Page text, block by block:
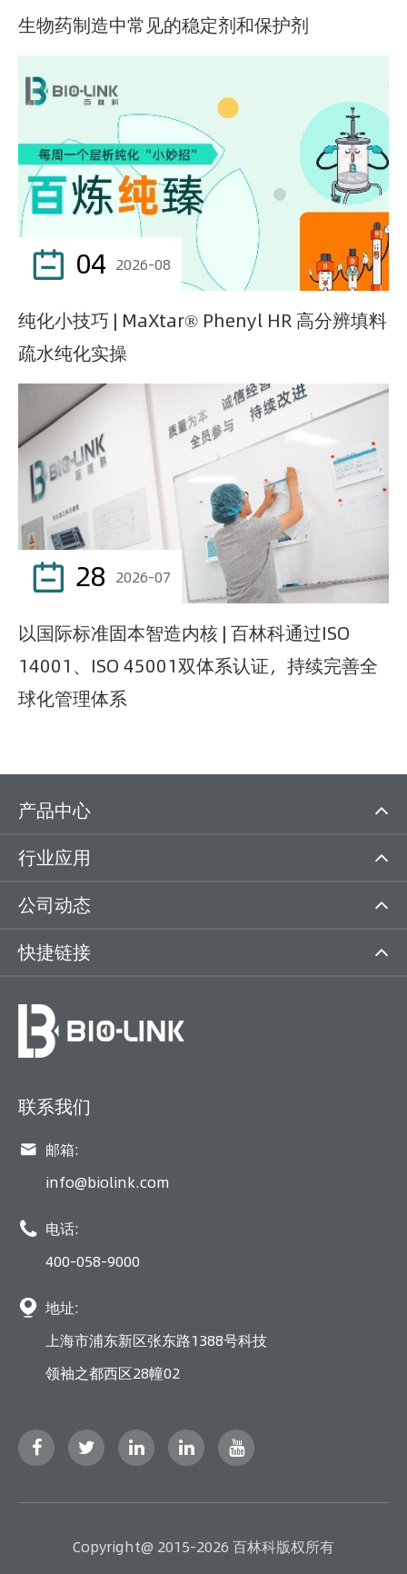
生物药制造中常见的稳定剂和保护剂
 04 2026-08
纯化小技巧 | MaXtar® Phenyl HR 高分辨填料
疏水纯化实操
 28 2026-07
以国际标准固本智造内核 | 百林科通过ISO
14001、ISO 45001双体系认证，持续完善全
球化管理体系
产品中心
行业应用
公司动态
快捷链接
联系我们
 邮箱:
info@biolink.com
 电话:
400-058-9000
 地址:
上海市浦东新区张东路1388号科技
领袖之都西区28幢02
Copyright@ 2015-2026 百林科版权所有